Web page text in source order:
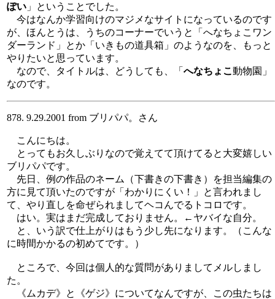
ぽい 」ということでした。
今はなんか学習向けのマジメなサイトになっているのです
が、ほんとうは、うちのコーナーでいうと「へなちょこワン
ダーランド」とか「いきもの道具箱」のようなのを、もっと
やりたいと思っています。
なので、タイトルは、どうしても、「 へなちょこ 動物園」
なのです。
878. 9.29.2001 from ブリパパ。さん
こんにちは。
とってもお久しぶりなので覚えてて頂けてると大変嬉しい
ブリパパです。
先日、例の作品のネーム（下書きの下書き）を担当編集の
方に見て頂いたのですが「わかりにくい！」と言われまし
て、やり直しを命ぜられましてヘコんでるトコロです。
はい。実はまだ完成しておりません。←ヤバイな自分。
と、いう訳で仕上がりはもう少し先になります。（こんな
に時間かかるの初めてです。）
ところで、今回は個人的な質問がありましてメルしまし
た。
《ムカデ》と《ゲジ》についてなんですが、この虫たちは